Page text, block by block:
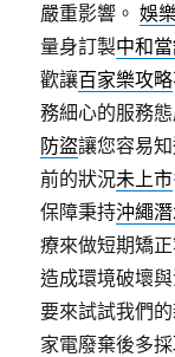
嚴重影響。娛
量身訂製中和
歡讓百家樂攻略
務細心的服務
防盜讓您容易
前的狀況未上市
保障秉持沖繩
療來做短期矯
造成環境破壞
要來試試我們的
家電廢棄後多